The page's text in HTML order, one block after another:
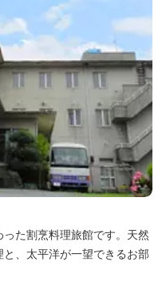
た割烹料理旅館です。天然
、太平洋が一望できるお部